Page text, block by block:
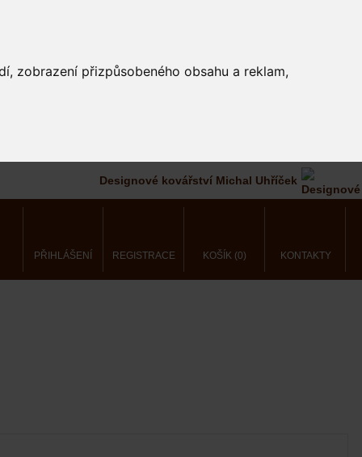
zobrazení přizpůsobeného obsahu a reklam,
Designové kovářství Michal Uhříček
PŘIHLÁŠENÍ REGISTRACE KOŠÍK (0) KONTAKTY